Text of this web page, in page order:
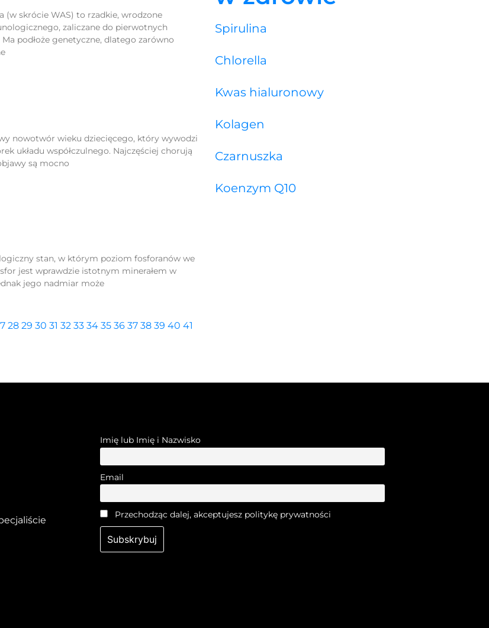
(w skrócie WAS) to rzadkie, wrodzone
zaliczane do pierwotnych
podłoże genetyczne, dlatego zarówno
nowotwór wieku dziecięcego, który wywodzi
układu współczulnego. Najczęściej chorują
są mocno
stan, w którym poziom fosforanów we
jest wprawdzie istotnym minerałem w
jego nadmiar może
28 29 30 31 32 33 34 35 36 37 38 39 40 41
Spirulina
Chlorella
Kwas hialuronowy
Kolagen
Czarnuszka
Koenzym Q10
Imię lub Imię i Nazwisko
Email
Przechodząc dalej, akceptujesz politykę prywatności